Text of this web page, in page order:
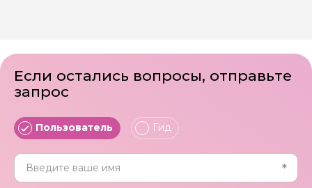
Если остались вопросы, отправьте
запрос
Пользователь Гид